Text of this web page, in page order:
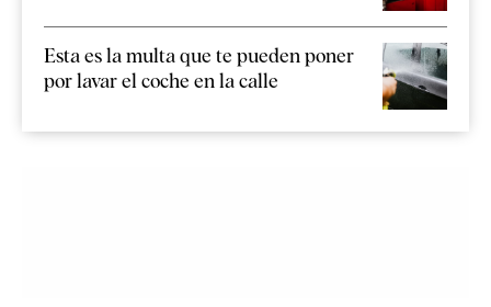
Esta es la multa que te pueden poner
por lavar el coche en la calle